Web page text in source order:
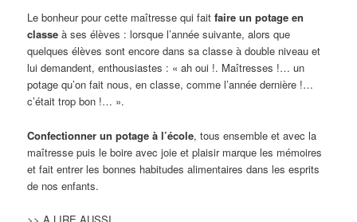
Le bonheur pour cette maîtresse qui faitfaire un potage en
classe à ses élèves : lorsque l’année suivante, alors que
quelques élèves sont encore dans sa classe à double niveau et
lui demandent, enthousiastes : « ah oui !. Maîtresses !… un
potage qu’on fait nous, en classe, comme l’année dernière !…
c’était trop bon !… ».
Confectionner un potage à l’école, tous ensemble et avec la
maîtresse puis le boire avec joie et plaisir marque les mémoires
et fait entrer les bonnes habitudes alimentaires dans les esprits
de nos enfants.